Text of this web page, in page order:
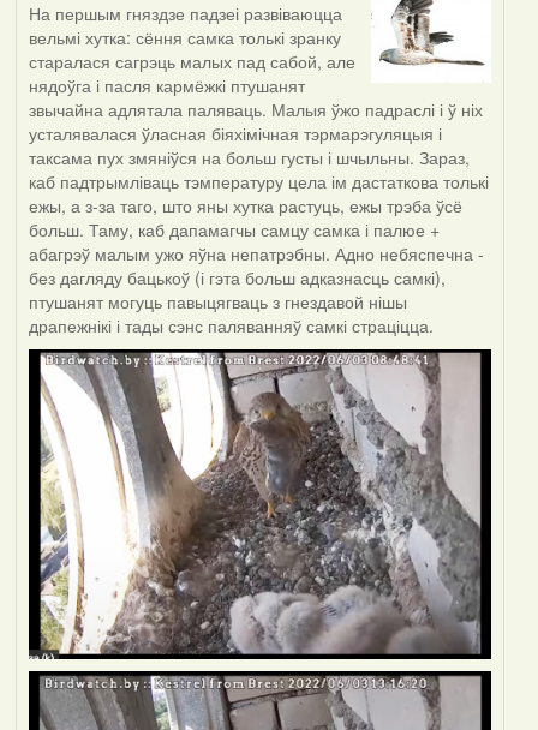
На першым гняздзе падзеі развіваюцца
вельмі хутка: сёння самка толькі зранку
старалася сагрэць малых пад сабой, але
нядоўга і пасля кармёжкі птушанят
звычайна адлятала паляваць. Малыя ўжо падраслі і ў ніх
усталявалася ўласная біяхімічная тэрмарэгуляцыя і
таксама пух змяніўся на больш густы і шчыльны. Зараз,
каб падтрымліваць тэмпературу цела ім дастаткова толькі
ежы, а з-за таго, што яны хутка растуць, ежы трэба ўсё
больш. Таму, каб дапамагчы самцу самка і палюе +
абагрэў малым ужо яўна непатрэбны. Адно небяспечна -
без дагляду бацькоў (і гэта больш адказнасць самкі),
птушанят могуць павыцягваць з гнездавой нішы
драпежнікі і тады сэнс паляванняў самкі страціцца.